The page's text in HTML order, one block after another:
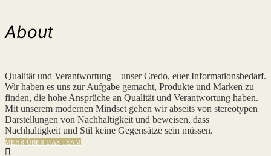
About
Qualität und Verantwortung – unser Credo, euer Informationsbedarf.
Wir haben es uns zur Aufgabe gemacht, Produkte und Marken zu
finden, die hohe Ansprüche an Qualität und Verantwortung haben.
Mit unserem modernen Mindset gehen wir abseits von stereotypen
Darstellungen von Nachhaltigkeit und beweisen, dass
Nachhaltigkeit und Stil keine Gegensätze sein müssen.
MEHR ÜBER DAS TEAM